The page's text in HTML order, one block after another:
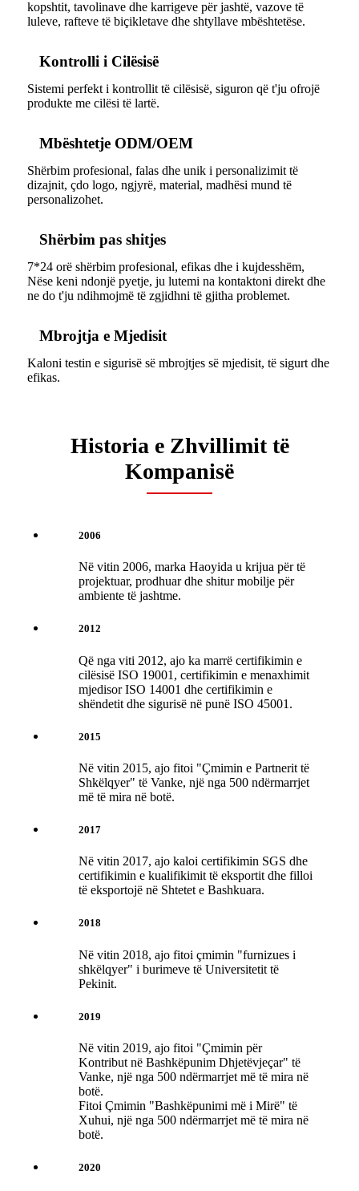
kopshtit, tavolinave dhe karrigeve për jashtë, vazove të
luleve, rafteve të biçikletave dhe shtyllave mbështetëse.
Kontrolli i Cilësisë
Sistemi perfekt i kontrollit të cilësisë, siguron që t'ju ofrojë
produkte me cilësi të lartë.
Mbështetje ODM/OEM
Shërbim profesional, falas dhe unik i personalizimit të
dizajnit, çdo logo, ngjyrë, material, madhësi mund të
personalizohet.
Shërbim pas shitjes
7*24 orë shërbim profesional, efikas dhe i kujdesshëm,
Nëse keni ndonjë pyetje, ju lutemi na kontaktoni direkt dhe
ne do t'ju ndihmojmë të zgjidhni të gjitha problemet.
Mbrojtja e Mjedisit
Kaloni testin e sigurisë së mbrojtjes së mjedisit, të sigurt dhe
efikas.
Historia e Zhvillimit të
Kompanisë
2006
Në vitin 2006, marka Haoyida u krijua për të
projektuar, prodhuar dhe shitur mobilje për
ambiente të jashtme.
2012
Që nga viti 2012, ajo ka marrë certifikimin e
cilësisë ISO 19001, certifikimin e menaxhimit
mjedisor ISO 14001 dhe certifikimin e
shëndetit dhe sigurisë në punë ISO 45001.
2015
Në vitin 2015, ajo fitoi "Çmimin e Partnerit të
Shkëlqyer" të Vanke, një nga 500 ndërmarrjet
më të mira në botë.
2017
Në vitin 2017, ajo kaloi certifikimin SGS dhe
certifikimin e kualifikimit të eksportit dhe filloi
të eksportojë në Shtetet e Bashkuara.
2018
Në vitin 2018, ajo fitoi çmimin "furnizues i
shkëlqyer" i burimeve të Universitetit të
Pekinit.
2019
Në vitin 2019, ajo fitoi "Çmimin për
Kontribut në Bashkëpunim Dhjetëvjeçar" të
Vanke, një nga 500 ndërmarrjet më të mira në
botë.
Fitoi Çmimin "Bashkëpunimi më i Mirë" të
Xuhui, një nga 500 ndërmarrjet më të mira në
botë.
2020